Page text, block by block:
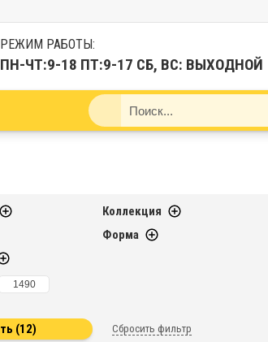
РЕЖИМ РАБОТЫ:
ПН-ЧТ:9-18 ПТ:9-17 СБ, ВС: ВЫХОДНОЙ
Коллекция
Форма
Сбросить фильтр